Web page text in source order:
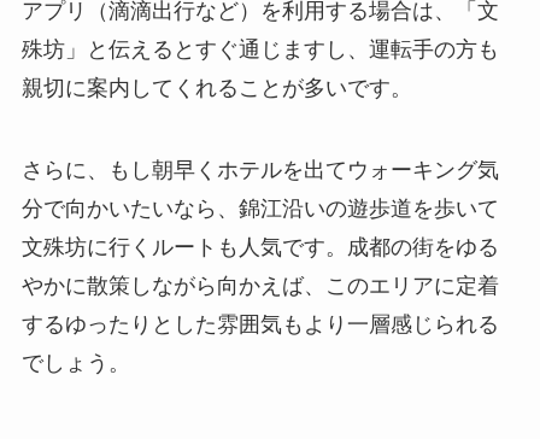
アプリ（滴滴出行など）を利用する場合は、「文
殊坊」と伝えるとすぐ通じますし、運転手の方も
親切に案内してくれることが多いです。
さらに、もし朝早くホテルを出てウォーキング気
分で向かいたいなら、錦江沿いの遊歩道を歩いて
文殊坊に行くルートも人気です。成都の街をゆる
やかに散策しながら向かえば、このエリアに定着
するゆったりとした雰囲気もより一層感じられる
でしょう。